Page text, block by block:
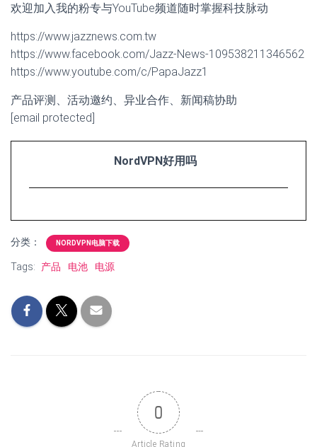
欢迎加入我的粉专与YouTube频道随时掌握科技脉动
https://www.jazznews.com.tw
https://www.facebook.com/Jazz-News-109538211346562
https://www.youtube.com/c/PapaJazz1
产品评测、活动邀约、异业合作、新闻稿协助
[email protected]
NordVPN好用吗
分类： NORDVPN电脑下载
Tags: 产品 电池 电源
0
Article Rating